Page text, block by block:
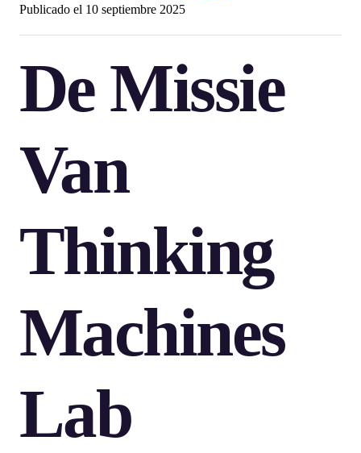
Publicado el 10 septiembre 2025
De Missie
Van
Thinking
Machines
Lab